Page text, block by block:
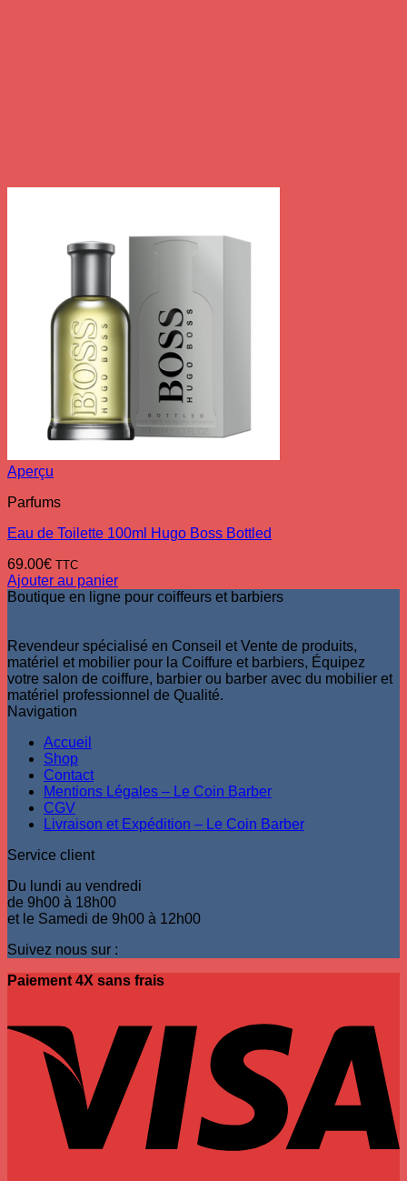
Aperçu
Parfums
Eau de Toilette 100ml Hugo Boss Bottled
69.00€ TTC
Ajouter au panier
Boutique en ligne pour coiffeurs et barbiers
Revendeur spécialisé en Conseil et Vente de produits,
matériel et mobilier pour la Coiffure et barbiers, Équipez
votre salon de coiffure, barbier ou barber avec du mobilier et
matériel professionnel de Qualité.
Navigation
Accueil
Shop
Contact
Mentions Légales – Le Coin Barber
CGV
Livraison et Expédition – Le Coin Barber
Service client
Du lundi au vendredi
de 9h00 à 18h00
et le Samedi de 9h00 à 12h00
Suivez nous sur :
Paiement 4X sans frais